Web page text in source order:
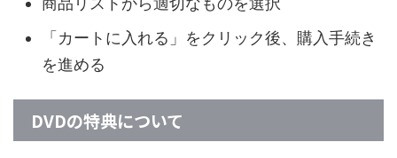
「カートに入れる」をクリック後、購入手続き
を進める
DVDの特典について